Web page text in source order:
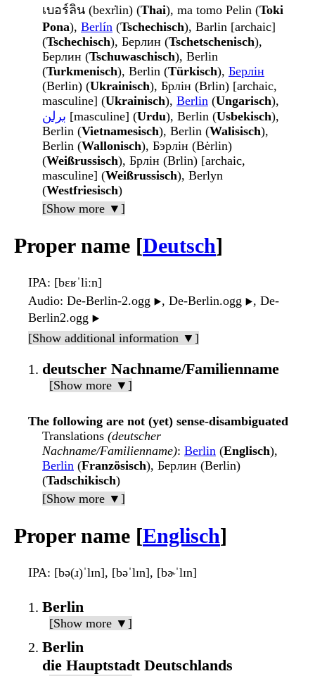
เบอร์ลิน (bexr̒lin) (Thai), ma tomo Pelin (Toki
Pona), Berlín (Tschechisch), Barlin [archaic]
(Tschechisch), Берлин (Tschetschenisch),
Берлин (Tschuwaschisch), Berlin
(Turkmenisch), Berlin (Türkisch), Берлін
(Berlin) (Ukrainisch), Брлін (Brlin) [archaic,
masculine] (Ukrainisch), Berlin (Ungarisch),
برلن [masculine] (Urdu), Berlin (Usbekisch),
Berlin (Vietnamesisch), Berlin (Walisisch),
Berlin (Wallonisch), Бэрлін (Bėrlin)
(Weißrussisch), Брлін (Brlin) [archaic,
masculine] (Weißrussisch), Berlyn
(Westfriesisch)
[Show more ▼]
Proper name [Deutsch]
IPA: [bɛʁˈliːn]
Audio: De-Berlin-2.ogg ▶️, De-Berlin.ogg ▶️, De-
Berlin2.ogg ▶️
[Show additional information ▼]
deutscher Nachname/Familienname
[Show more ▼]
The following are not (yet) sense-disambiguated
Translations (deutscher
Nachname/Familienname): Berlin (Englisch),
Berlin (Französisch), Берлин (Berlin)
(Tadschikisch)
[Show more ▼]
Proper name [Englisch]
IPA: [bə(ɹ)ˈlɪn], [bəˈlɪn], [bɚˈlɪn]
Berlin
[Show more ▼]
Berlin
die Hauptstadt Deutschlands